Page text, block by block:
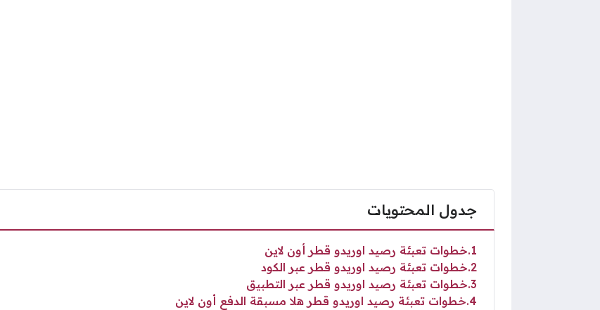
جدول المحتويات
1 خطوات تعبئة رصيد اوريدو قطر أون لاين
2 خطوات تعبئة رصيد اوريدو قطر عبر الكود
3 خطوات تعبئة رصيد اوريدو قطر عبر التطبيق
4 خطوات تعبئة رصيد اوريدو قطر هلا مسبقة الدفع أون لاين